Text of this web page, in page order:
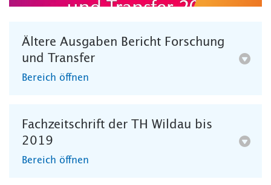
Ältere Ausgaben Bericht Forschung
und Transfer
Bereich öffnen
Fachzeitschrift der TH Wildau bis
2019
Bereich öffnen